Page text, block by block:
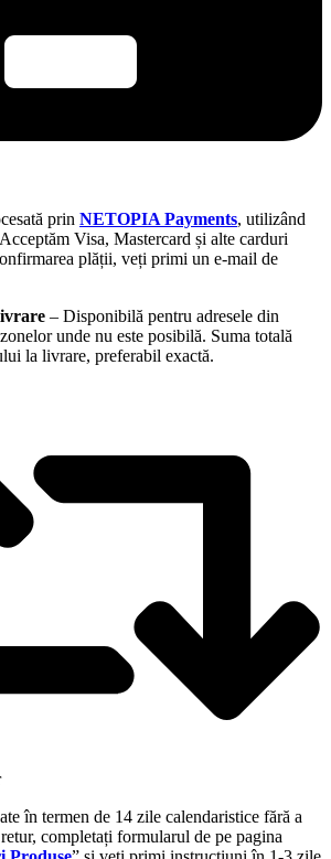
prin NETOPIA Payments, utilizând
Visa, Mastercard și alte carduri
plății, veți primi un e-mail de
– Disponibilă pentru adresele din
unde nu este posibilă. Suma totală
la livrare, preferabil exactă.
în termen de 14 zile calendaristice fără a
completați formularul de pe pagina